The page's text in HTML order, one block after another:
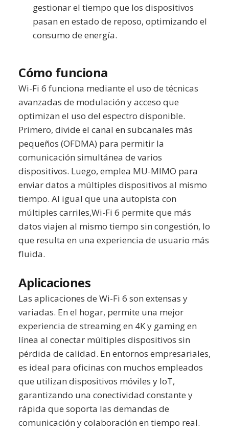
gestionar el tiempo que los dispositivos
pasan en estado de reposo, optimizando el
consumo de energía.
Cómo funciona
Wi-Fi 6 funciona mediante el uso de técnicas
avanzadas de modulación y acceso que
optimizan el uso del espectro disponible.
Primero, divide el canal en subcanales más
pequeños (OFDMA) para permitir la
comunicación simultánea de varios
dispositivos. Luego, emplea MU-MIMO para
enviar datos a múltiples dispositivos al mismo
tiempo. Al igual que una autopista con
múltiples carriles,Wi-Fi 6 permite que más
datos viajen al mismo tiempo sin congestión, lo
que resulta en una experiencia de usuario más
fluida.
Aplicaciones
Las aplicaciones de Wi-Fi 6 son extensas y
variadas. En el hogar, permite una mejor
experiencia de streaming en 4K y gaming en
línea al conectar múltiples dispositivos sin
pérdida de calidad. En entornos empresariales,
es ideal para oficinas con muchos empleados
que utilizan dispositivos móviles y IoT,
garantizando una conectividad constante y
rápida que soporta las demandas de
comunicación y colaboración en tiempo real.